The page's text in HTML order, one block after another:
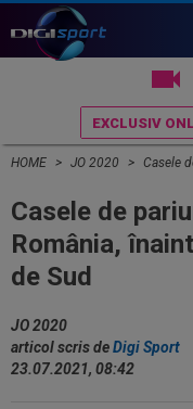
EXCLUSIV
HOME JO 2020 Casele de
Casele de
România,
de Sud
JO 2020
articol scris deDigi Sport
23.07.2021, 08:42